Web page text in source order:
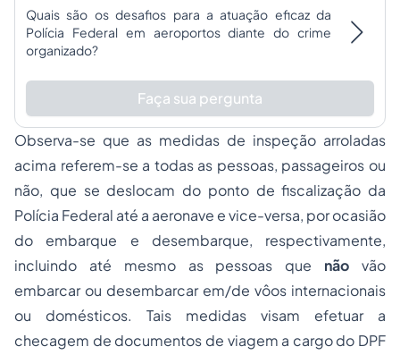
Quais são os desafios para a atuação eficaz da
Polícia Federal em aeroportos diante do crime
organizado?
Faça sua pergunta
Observa-se que as medidas de inspeção arroladas
acima referem-se a todas as pessoas, passageiros ou
não, que se deslocam do ponto de fiscalização da
Polícia Federal até a aeronave e vice-versa, por ocasião
do embarque e desembarque, respectivamente,
incluindo até mesmo as pessoas que não vão
embarcar ou desembarcar em/de vôos internacionais
ou domésticos. Tais medidas visam efetuar a
checagem de documentos de viagem a cargo do DPF